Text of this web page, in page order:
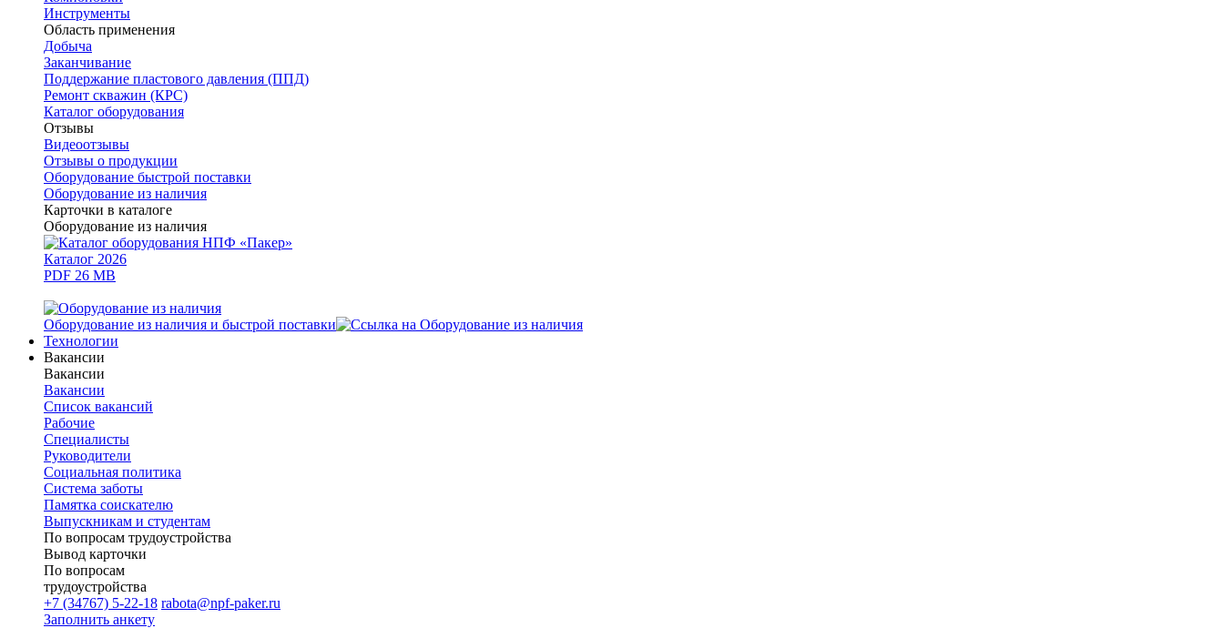
Инструменты
Область применения
Добыча
Заканчивание
Поддержание пластового давления (ППД)
Ремонт скважин (КРС)
Каталог оборудования
Отзывы
Видеоотзывы
Отзывы о продукции
Оборудование быстрой поставки
Оборудование из наличия
Карточки в каталоге
Оборудование из наличия
Каталог 2026
PDF 26 MB
Оборудование из наличия и быстрой поставки
Технологии
Вакансии
Вакансии
Вакансии
Список вакансий
Рабочие
Специалисты
Руководители
Cоциальная политика
Система заботы
Памятка соискателю
Выпускникам и студентам
По вопросам трудоустройства
Вывод карточки
По вопросам
трудоустройства
+7 (34767) 5-22-18 rabota@npf-paker.ru
Заполнить анкету